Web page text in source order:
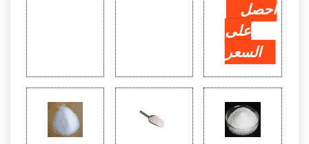
احصل
على
السعر